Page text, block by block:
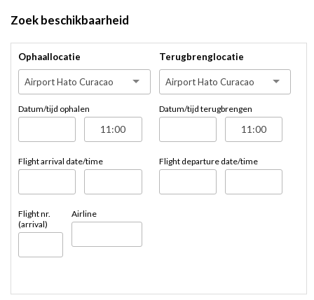
Zoek beschikbaarheid
Ophaallocatie
Airport Hato Curacao
Datum/tijd ophalen
Flight arrival date/time
Flight nr.
(arrival)
Airline
Terugbrenglocatie
Airport Hato Curacao
Datum/tijd terugbrengen
Flight departure date/time